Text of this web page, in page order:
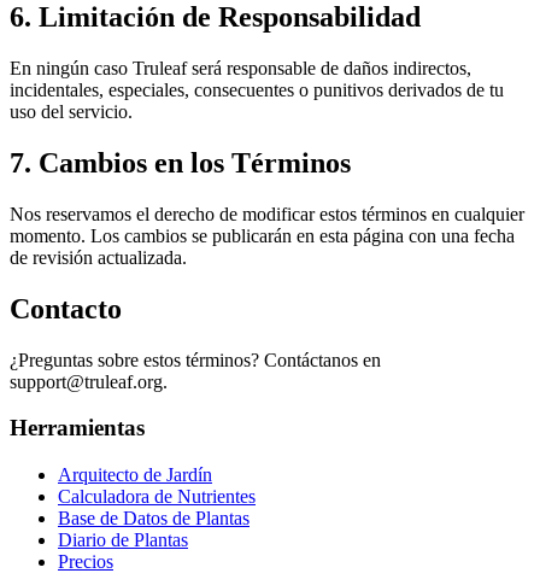
6. Limitación de Responsabilidad
En ningún caso Truleaf será responsable de daños indirectos,
incidentales, especiales, consecuentes o punitivos derivados de tu
uso del servicio.
7. Cambios en los Términos
Nos reservamos el derecho de modificar estos términos en cualquier
momento. Los cambios se publicarán en esta página con una fecha
de revisión actualizada.
Contacto
¿Preguntas sobre estos términos? Contáctanos en
support@truleaf.org.
Herramientas
Arquitecto de Jardín
Calculadora de Nutrientes
Base de Datos de Plantas
Diario de Plantas
Precios